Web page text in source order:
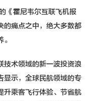
的痛点之中，绝大多数都
显示，全球民航领域的专
升乘客飞行体验、节省航